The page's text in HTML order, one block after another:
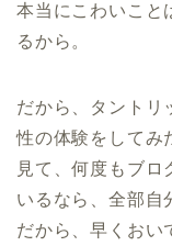
本当にこわいこと
るから。
だから、タントリ
性の体験をしてみ
見て、何度もブロ
いるなら、全部自
だから、早くおい